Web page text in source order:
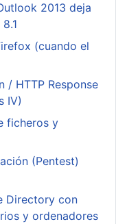
2013 deja
(cuando el
/ HTTP Response
IV)
ficheros y
(Pentest)
Directory con
y ordenadores